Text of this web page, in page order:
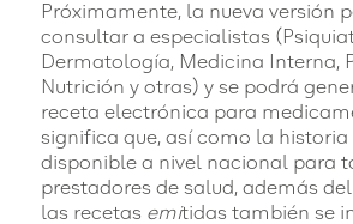
Próximamente, la nueva versión
consultar a especialistas
Dermatología, Medicina Interna,
Nutrición y otras) y se podrá
receta electrónica para
significa que, así como la
disponible a nivel nacional para
prestadores de salud, además
las recetas emitidas también se